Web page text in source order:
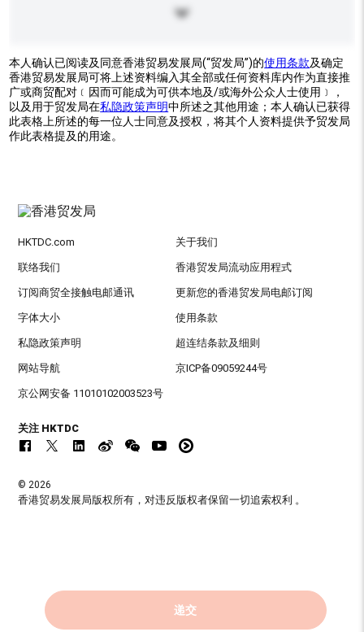
本人确认已阅读及同意香港贸易发展局(“贸发局”)的使用条款及确定
香港贸易发展局可将上述资料编入其全部或任何资料库内作为直接推
广或商贸配对﹝因而可能成为可供本地及/或海外公众人士使用﹞，
以及用于贸发局在私隐政策声明中所述之其他用途；本人确认已获得
此表格上所述的每一位人士同意及授权，将其个人资料提供予贸发局
作此表格提及的用途。
递交
HKTDC.com 关于我们
联络我们 香港贸发局流动应用程式
订阅商贸全接触电邮通讯 更新您的香港贸发局电邮订阅
字体大小 使用条款
私隐政策声明 超连结条款及细则
网站导航 京ICP备09059244号
京公网安备 11010102003523号
关注 HKTDC
© 2026
香港贸易发展局版权所有，对违反版权者保留一切追索权利 。